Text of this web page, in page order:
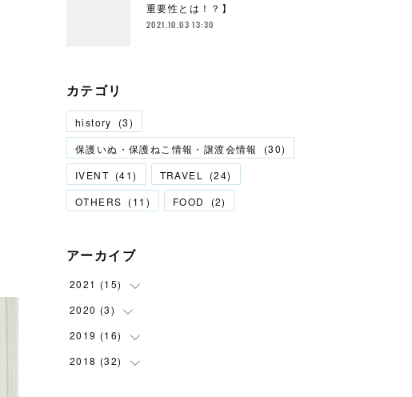
重要性とは！？】
2021.10.03 13:30
カテゴリ
history (3)
保護いぬ・保護ねこ情報・譲渡会情報
(30)
IVENT (41) TRAVEL (24)
OTHERS (11 ) FOOD (2)
アーカイブ
2021 (15)
(6
( 9)
2020 (3)
( 1)
(1)
2019 (16)
(2)
2018 (32)